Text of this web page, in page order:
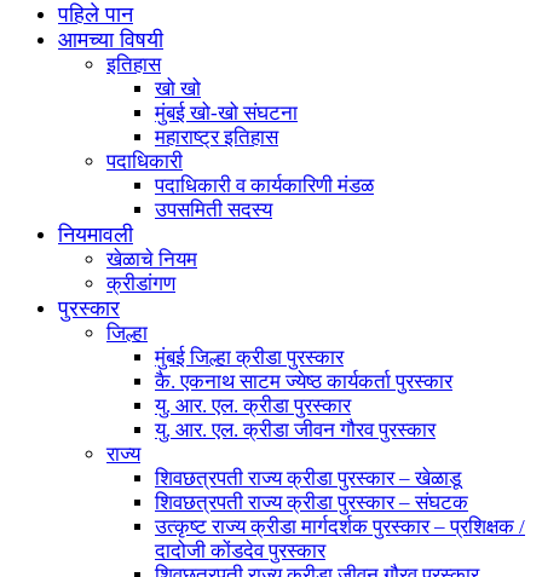
पहिले पान
आमच्या विषयी
इतिहास
खो खो
मुंबई खो-खो संघटना
महाराष्ट्र इतिहास
पदाधिकारी
पदाधिकारी व कार्यकारिणी मंडळ
उपसमिती सदस्य
नियमावली
खेळाचे नियम
क्रीडांगण
पुरस्कार
जिल्हा
मुंबई जिल्हा क्रीडा पुरस्कार
कै. एकनाथ साटम ज्येष्ठ कार्यकर्ता पुरस्कार
यु. आर. एल. क्रीडा पुरस्कार
यु. आर. एल. क्रीडा जीवन गौरव पुरस्कार
राज्य
शिवछत्रपती राज्य क्रीडा पुरस्कार – खेळाडू
शिवछत्रपती राज्य क्रीडा पुरस्कार – संघटक
उत्कृष्ट राज्य क्रीडा मार्गदर्शक पुरस्कार – प्रशिक्षक /
दादोजी कोंडदेव पुरस्कार